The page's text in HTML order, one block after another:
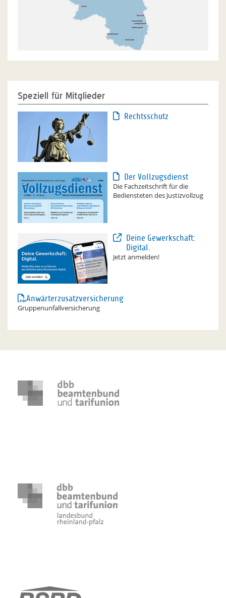
Speziell für Mitglieder
Rechtsschutz
Der Vollzugsdienst
Die Fachzeitschrift für die
Bediensteten des Justizvollzug
Deine Gewerkschaft:
Digital.
Jetzt anmelden!
Anwärterzusatzversicherung
Gruppenunfallversicherung